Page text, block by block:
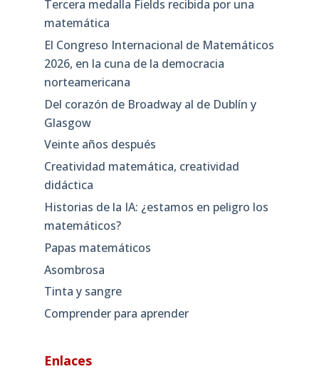
Tercera medalla Fields recibida por una
matemática
El Congreso Internacional de Matemáticos
2026, en la cuna de la democracia
norteamericana
Del corazón de Broadway al de Dublín y
Glasgow
Veinte años después
Creatividad matemática, creatividad
didáctica
Historias de la IA: ¿estamos en peligro los
matemáticos?
Papas matemáticos
Asombrosa
Tinta y sangre
Comprender para aprender
Enlaces